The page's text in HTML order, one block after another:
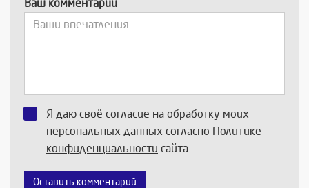
Ваш комментарий
Я даю своё согласие на обработку моих
персональных данных согласно Политике
конфиденциальности сайта
Оставить комментарий